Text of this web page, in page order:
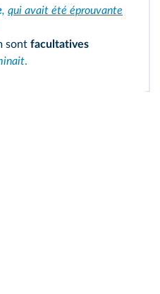
, qui avait été éprouvante
sont facultatives
.